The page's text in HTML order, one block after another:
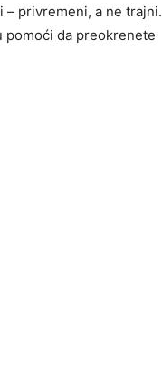
– privremeni, a ne trajni.
pomoći da preokrenete